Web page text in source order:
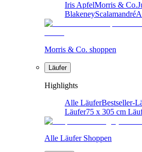
Iris ApfelMorris & Co.
BlakeneyScalamandré
Morris & Co. shoppen
Läufer
Highlights
Alle LäuferBestseller-
Läufer75 x 305 cm
Alle Läufer Shoppen